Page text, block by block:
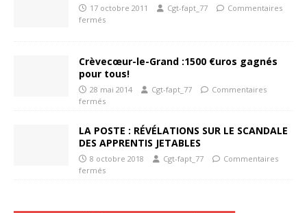
17 octobre 2011 Cgt-fapt_77
Commentaires
fermés
Crèvecœur-le-Grand :1500 €uros gagnés
pour tous!
28 mai 2014 Cgt-fapt_77
Commentaires
fermés
LA POSTE : RÉVÉLATIONS SUR LE SCANDALE
DES APPRENTIS JETABLES
8 octobre 2018 Cgt-fapt_77
Commentaires
fermés